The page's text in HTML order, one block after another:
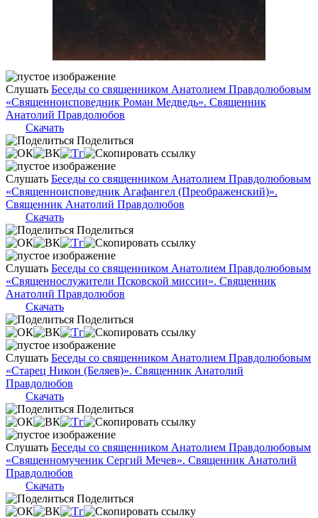
Слушать Беседы со священником Анатолием Правдолюбовым
«Священноисповедник Роман Медведь». Священник
Анатолий Правдолюбов
Скачать
Поделиться
Слушать Беседы со священником Анатолием Правдолюбовым
«Священноисповедник Агафангел (Преображенский)».
Священник Анатолий Правдолюбов
Скачать
Поделиться
Слушать Беседы со священником Анатолием Правдолюбовым
«Священнослужители Псковской миссии». Священник
Анатолий Правдолюбов
Скачать
Поделиться
Слушать Беседы со священником Анатолием Правдолюбовым
«Старец Никон (Беляев)». Священник Анатолий
Правдолюбов
Скачать
Поделиться
Слушать Беседы со священником Анатолием Правдолюбовым
«Священномученик Сергий Мечев». Священник Анатолий
Правдолюбов
Скачать
Поделиться